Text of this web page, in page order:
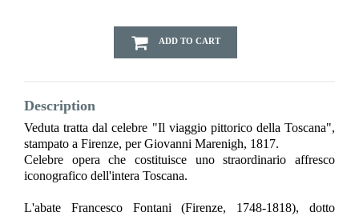
ADD TO CART
Description
Veduta tratta dal celebre "Il viaggio pittorico della Toscana",
stampato a Firenze, per Giovanni Marenigh, 1817.
Celebre opera che costituisce uno straordinario affresco
iconografico dell'intera Toscana.
L'abate Francesco Fontani (Firenze, 1748-1818), dotto